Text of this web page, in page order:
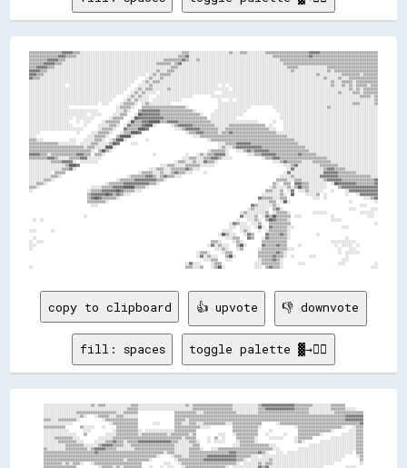
▒▒▒▒▒▒▒▒▒▒▒▒▒▒▒▒▒▒▓▓▓▓▓▓▒▒▒▒░░░░░░░░░░░░░░░░░░░░░░░░░░░░░░░░░░░░░░░░░░░░░░░░░░░░░░░░▒▒▒▒░░░░░░░░░░░░░░░░░░░░░░▒▒░░░░▒▒▒▒░░░░░░░░░░▒▒▒▒▒▒▒▒▒▒▒▒▒▒▒▒▒▒▒▒▒▒▒▒▓▓▓▓▓▓▒▒▒▒▒▒▒▒▒▒▒▒▒▒▒▒▒▒▒▒▒▒▒▒▒▒▒▒▒▒▒▒
▒▒▒▒▒▒▒▒▒▒▒▒▒▒▒▒▓▓▓▓▒▒▒▒▒▒░░░░░░░░░░░░░░░░░░░░░░░░░░░░░░░░░░░░░░░░░░░░░░░░░░░░░░░░▒▒▒▒▓▓░░░░░░░░░░░░░░░░░░░░░░░░░░░░░░░░░░░░░░░░░░░░░░▒▒▒▒▒▒▒▒▒▒▒▒▒▒▒▒▒▒▒▒▓▓▒▒▒▒▒▒▒▒▒▒▒▒▒▒▒▒▒▒▒▒▒▒▒▒▒▒▒▒▒▒▒▒▒▒▒▒
▒▒▒▒▒▒▒▒▒▒▓▓▓▓▓▓▒▒▒▒░░░░░░░░░░░░░░░░░░░░░░░░░░░░░░░░░░░░░░░░░░░░░░░░░░░░░░▒▒▒▒▒▒▒▒▒▒▓▓▒▒░░░░▒▒░░░░░░░░░░░░░░░░░░░░░░░░░░░░░░░░░░░░░░░░░░░░▒▒▒▒▒▒▒▒▒▒▒▒▒▒▒▒▒▒▒▒▒▒▒▒▒▒▒▒▒▒▒▒▒▒▒▒▒▒▒▒▒▒▒▒▒▒▒▒▒▒▒▒▒▒
▒▒▒▒▒▒▒▒▓▓▓▓▓▓▒▒▒▒░░░░░░░░░░░░░░░░░░░░░░░░░░░░░░░░░░░░░░░░░░░░░░░░░░░░▒▒▒▒▒▒▒▒░░▒▒▓▓░░░░░░░░░░░░░░░░░░░░░░░░░░░░░░░░░░░░░░░░░░░░░░░░░░░░░░░░▒▒▒▒▒▒▒▒▒▒▒▒▒▒▒▒▒▒▒▒▒▒▒▒▒▒▒▒▒▒▒▒▒▒▒▒▒▒▒▒▒▒▒▒▒▒▒▒▒▒▒▒
▒▒▒▒▓▓▓▓▓▓▒▒▒▒░░░░░░░░░░░░░░░░░░░░░░░░░░░░░░░░░░░░░░░░░░░░░░░░░░░░░░░░░░░░░░░░▒▒▒▒░░░░░░░░░░░░░░░░░░░░░░░░░░░░░░░░░░░░░░░░░░░░░░░░░░░░░░░░░░░░▒▒▒▒▒▒░░░░░░░░░░░░░░░░▒▒▒▒▒▒▒▒▒▒▒▒▒▒▒▒▒▒▒▒▒▒▒▒▒▒▒▒
▓▓▓▓▓▓▒▒▒▒░░░░░░░░░░░░░░░░░░░░░░░░░░░░░░░░░░░░░░░░░░░░░░░░░░░░░░░░░░░░▒▒░░░░▒▒▒▒░░░░░░░░░░░░░░░░░░░░░░░░░░░░░░░░░░░░░░░░░░░░░░░░░░░░░░░░░░░░░░░░▒▒░░░░░░░░░░░░░░░░░░▒▒░░▒▒▒▒▒▒▒▒▒▒▒▒▒▒▒▒▒▒▒▒▒▒▒▒
▓▓▓▓▒▒▒▒░░░░░░░░░░░░░░░░░░░░░░░░░░░░░░░░░░░░░░░░░░░░░░░░░░░░░░░░  ░░▒▒░░▒▒▒▒▒▒░░░░░░░░░░░░░░░░░░░░░░░░░░░░░░░░░░░░░░░░░░░░░░░░░░░░░░░░░░░░░░░░░░░░░░░░░░░░░░░░▒▒░░░░░░░░░░░░▒▒▒▒▒▒▒▒▒▒░░▒▒▒▒▒▒▒▒
▓▓▒▒▒▒░░░░░░░░░░░░░░░░░░░░░░░░░░░░░░░░░░░░░░░░░░░░░░░░░░░░░░    ░░▒▒░░░░▒▒░░░░░░░░░░░░░░░░░░░░░░░░░░░░░░░░░░░░░░░░░░░░░░░░░░░░░░░░░░░░░░░░░░░░░░░░░░░░░░░░░░░░░░░░▒▒░░░░░░▒▒░░░░▒▒▒▒▒▒▒▒▒▒▒▒▒▒▒▒
░░░░░░░░░░░░░░░░░░░░░░░░░░░░░░░░░░░░░░░░░░░░░░░░░░░░░░░░░░    ░░▒▒░░▒▒▒▒░░░░░░░░░░░░░░░░░░░░░░░░░░░░░░░░░░░░░░░░░░░░░░░░░░░░░░░░░░░░░░░░░░░░░░░░░░░░░░░░░░░░░░░░░░░░░░▒▒░░░░▒▒▒▒▒▒░░▒▒▒▒▒▒▒▒▒▒▒▒
░░░░░░░░░░░░░░░░░░░░  ░░░░░░░░░░░░░░░░░░░░░░░░░░░░░░░░░░    ░░░░░░▒▒░░░░░░░░░░░░░░░░░░░░░░░░░░░░░░░░░░░░  ░░  ░░░░░░░░░░░░░░░░░░░░░░░░░░░░░░░░░░░░░░░░░░░░░░░░░░░░░░░░▒▒░░░░▒▒░░▒▒░░▒▒▒▒▒▒░░▒▒▒▒
░░░░░░░░░░░░░░░░░░░░░░░░░░░░░░░░░░░░░░░░░░░░░░░░░░░░░░    ░░▒▒░░▒▒▒▒░░░░░░░░▒▒░░░░░░░░░░░░░░░░░░░░░░░░░░░░░░░░  ░░░░░░░░░░░░░░░░░░░░░░░░░░░░░░░░░░░░░░░░░░░░░░░░░░░░░░░░░░░░░░░░▒▒░░▒▒░░▒▒▒▒▒▒▒▒
░░░░░░░░░░░░░░░░░░░░░░░░░░░░░░░░░░░░░░░░░░░░░░░░░░░░    ░░▒▒░░▒▒░░░░░░  ░░░░░░░░░░░░░░░░░░░░░░░░░░░░░░    ░░░░░░░░░░░░░░░░░░░░░░░░░░░░░░░░░░░░░░░░░░░░░░░░░░░░░░░░░░░░░░░░▒▒░░░░░░▒▒▒▒░░▒▒▒▒▒▒▒▒
░░░░░░░░░░░░░░░░░░░░░░░░░░░░░░░░░░░░░░░░░░░░░░░░      ░░▒▒░░▒▒░░░░    ░░░░░░░░░░░░░░░░░░░░          ░░░░░░░░░░░░░░░░░░░░░░░░░░░░░░░░░░░░░░░░░░░░░░░░░░░░░░░░░░░░░░░░░░░░░░░░░░░░░░░░░░▒▒▒▒▒▒░░▒▒
░░░░░░░░░░░░░░░░░░░░░░░░░░░░░░░░░░░░░░░░░░░░░░      ░░▒▒░░▒▒░░░░░░  ░░░░░░░░░░░░░░░░                    ░░    ░░  ░░░░░░░░░░░░░░░░░░░░░░░░░░░░░░░░░░░░░░░░░░░░░░░░░░░░░░░░░░░░░░░░░░░░░░░░░░░░▒▒
░░░░░░░░░░░░░░░░░░░░░░░░░░░░░░░░░░░░░░  ░░░░      ░░▒▒▒▒▒▒░░  ░░▒▒░░░░░░░░░░░░                          ░░░░░░░░░░░░░░░░░░░░░░░░░░░░░░░░░░░░░░░░░░░░░░░░░░░░░░░░░░░░░░░░░░░░░░░░░░▒▒▒▒░░░░░░░░▒▒
░░░░░░░░░░░░░░░░░░░░░░                          ░░▒▒▒▒▒▒░░    ▒▒▒▒▒▒▒▒▒▒▒▒▒▒▒▒▒▒▒▒▒▒▒▒░░                ░░░░░░░░░░░░░░░░░░            ░░░░░░░░░░░░░░░░░░░░░░░░░░░░░░▒▒░░░░░░░░░░░░░░░░░░░░░░░░░░
░░░░░░░░░░░░░░░░░░░░░░░░░░░░░░░░░░░░░░          ░░░░▒▒░░    ▒▒▓▓▓▓▓▓▓▓▓▓▒▒▒▒▒▒▒▒▒▒▒▒▒▒▒▒▒▒░░          ░░░░░░░░░░░░░░░░░░                ░░░░░░░░░░░░░░░░░░░░░░░░░░░░░░░░░░░░░░░░░░░░░░░░░░░░░░░░
░░░░░░░░░░░░░░░░░░░░░░░░░░░░░░░░  ░░░░░░      ░░░░▒▒▒▒    ░░██▓▓▓▓▓▓▓▓▓▓▒▒▒▒▒▒▒▒▒▒▒▒▒▒▒▒▒▒▒▒▒▒░░    ░░░░░░░░░░░░░░░░░░                    ░░░░░░░░░░░░░░░░░░░░░░░░░░░░░░░░░░░░░░░░░░░░░░░░░░░░░░
░░░░░░░░░░░░░░░░░░░░░░░░  ░░░░░░░░░░        ░░▒▒▒▒▒▒    ░░██▓▓▓▓▓▓▓▓▓▓▓▓▓▓▒▒▒▒▒▒▒▒▒▒▒▒▒▒▒▒▒▒▒▒▒▒▒▒  ░░░░░░░░░░░░░░                        ░░░░░░░░░░░░░░░░░░░░░░░░░░░░░░░░░░░░░░░░░░░░░░░░░░░░░░
░░░░░░░░░░░░░░░░░░░░░░    ░░  ░░░░      ░░▒▒▒▒▒▒▒▒    ░░██▒▒▒▒▓▓▓▓██████▒▒▒▒▓▓▓▓▓▓▒▒▒▒▒▒▒▒▒▒▒▒▒▒▒▒▒▒░░░░░░░░░░░░░░░░░░░░░░░░░░        ░░    ░░░░░░░░░░░░░░░░░░░░░░░░░░░░░░░░░░░░░░░░░░░░░░░░░░░░
░░░░░░░░░░░░░░░░░░░░░░░░      ░░      ░░░░░░▒▒▒▒░░  ░░▓▓▒▒▒▒▒▒▓▓████░░        ░░▒▒▓▓▓▓▓▓▓▓▒▒▒▒▒▒▒▒▒▒▒▒░░░░░░░░▒▒▒▒▒▒▒▒▒▒▒▒▒▒▒▒▒▒▒▒  ░░      ░░░░░░░░░░░░░░░░░░░░░░░░░░░░░░░░░░░░░░░░░░░░░░░░░░░░
░░░░░░░░░░░░░░░░░░░░░░░░░░░░░░        ░░▒▒▒▒▒▒░░    ▓▓▒▒▒▒▒▒████▓▓              ░░░░▒▒▓▓▓▓▓▓▓▓▒▒▒▒▒▒▒▒▒▒░░░░▒▒▒▒▒▒▒▒▒▒▒▒▒▒▒▒▒▒▒▒▒▒▒▒░░░░    ░░░░░░░░░░░░░░░░░░░░░░░░░░░░░░░░░░░░░░░░░░░░░░░░░░░░
░░░░░░                    ░░      ░░░░▒▒▒▒▒▒░░    ░░▒▒▒▒████▓▓                        ░░▒▒▒▒▓▓▓▓▒▒▒▒▒▒▒▒░░▒▒▒▒▓▓▒▒▒▒▒▒▒▒▒▒▒▒▒▒▒▒▒▒▒▒▒▒▒▒░░░░░░░░░░░░░░░░░░░░░░░░░░░░░░░░░░░░░░░░░░░░░░░░░░░░░░░░
░░░░                            ░░░░▒▒▒▒▒▒░░    ▒▒██████░░                                ░░░░▒▒▒▒▒▒▒▒▒▒▒▒▒▒▒▒▒▒▒▒▒▒▒▒▒▒▒▒▒▒▒▒▒▒▒▒▒▒▒▒▒▒▒▒▒▒▒▒░░░░░░░░░░░░░░░░░░░░░░░░░░░░░░░░░░░░░░░░░░░░░░░░░░
▒▒▒▒░░░░              ░░░░    ░░░░░░▒▒▒▒░░  ░░▒▒████░░          ░░                                ░░▒▒▒▒▒▒▒▒▒▒▒▒▒▒▒▒▒▒▒▒▒▒▒▒▒▒▒▒▒▒▒▒▒▒▒▒▒▒▒▒▒▒▒▒▒▒░░░░░░░░░░░░░░░░░░░░░░░░░░░░░░░░░░░░░░░░░░░░░░
▒▒▒▒▒▒▒▒▒▒▒▒▒▒▒▒░░░░░░░░░░  ░░░░░░▒▒▒▒░░░░░░▒▒██▓▓      ░░░░                                            ░░░░▒▒▒▒▒▒▓▓▓▓▓▓▓▓▒▒▒▒▒▒▒▒▒▒▒▒▒▒▒▒▒▒▒▒▒▒▒▒▒▒░░░░░░░░░░░░░░░░░░░░░░░░░░░░░░░░░░░░░░░░░░░░
▒▒▒▒▒▒▒▒▒▒▒▒▒▒▒▒▒▒▒▒▒▒▒▒▒▒▒▒▒▒░░▒▒▒▒░░░░░░████░░                                                        ░░▒▒░░░░▒▒▓▓▓▓▓▓▓▓▓▓▓▓▓▓▒▒▒▒▒▒▒▒▒▒▒▒▒▒▒▒▒▒▒▒▒▒▒▒░░░░░░░░░░░░░░░░░░░░░░░░░░░░░░░░░░░░░░░░
▒▒▒▒▒▒▒▒▒▒▒▒▒▒▒▒▒▒▒▒▒▒▒▒▒▒▒▒▒▒▒▒▒▒░░  ▒▒██▒▒░░                                                    ░░▒▒▒▒▒▒▒▒░░    ░░░░▒▒▓▓▒▒▓▓▓▓▓▓▓▓▒▒▒▒▒▒▒▒▒▒▒▒▒▒▒▒▒▒▒▒▒▒░░░░░░░░░░░░░░░░░░░░░░░░░░░░░░░░░░░░░░
▓▓▓▓▓▓▒▒▒▒░░▒▒▒▒▒▒▒▒▒▒▒▒▒▒▓▓▓▓▒▒▒▒  ▒▒▒▒░░                          ░░                ░░    ░░▒▒░░▒▒▒▒▓▓▓▓▓▓░░          ░░░░▒▒▒▒▓▓▓▓▓▓▓▓▒▒▒▒▒▒▒▒▒▒▒▒▓▓▒▒▒▒▒▒▒▒░░░░░░░░░░░░░░░░░░░░░░░░░░░░░░░░░░
▒▒▒▒▒▒▒▒▒▒▓▓▓▓▒▒░░░░░░▒▒▒▒▒▒▓▓▓▓░░░░░░░░                                            ░░░░▒▒▒▒░░░░▒▒▒▒▓▓▓▓▒▒░░░░░░                ░░▒▒▒▒▓▓▓▓▒▒▒▒▒▒▒▒▒▒▒▒▒▒▒▒▒▒▒▒▒▒▒▒▒▒░░░░░░░░░░░░░░░░░░░░░░░░░░░░
░░░░░░░░░░░░▒▒▒▒▒▒▓▓▓▓▓▓░░  ░░░░░░░░░░                                          ░░▒▒▒▒░░░░▒▒░░░░▓▓▒▒▒▒░░                              ░░░░▒▒▓▓▒▒▒▒▒▒▒▒░░░░░░▒▒▒▒▒▒▒▒▒▒░░░░░░░░░░░░░░░░░░░░░░░░░░
░░░░░░░░░░░░░░░░░░░░▒▒████▓▓                                            ░░░░▒▒▒▒░░░░░░▒▒▒▒▒▒▒▒░░░░░░░░                                      ░░░░▒▒▓▓░░░░░░░░░░░░▒▒▒▒▒▒▒▒▒▒░░░░░░░░░░░░░░░░░░░░░░
░░░░░░░░░░░░░░░░░░▒▒▒▒▓▓░░                                        ░░░░▒▒▒▒░░░░▒▒▒▒▒▒▒▒▓▓▒▒░░░░                                                ░░▓▓░░░░░░░░░░░░░░░░▒▒▓▓▓▓▒▒▒▒▒▒░░░░░░░░░░░░░░░░░░
░░░░░░░░░░░░  ▒▒▒▒▒▒                                        ░░▒▒▒▒▒▒░░░░▒▒░░░░▒▒▓▓▒▒▒▒░░░░      ░░                                          ░░▓▓░░░░░░░░░░░░░░░░░░▓▓▓▓▓▓▓▓▒▒▒▒▒▒▒▒▒▒░░░░░░░░░░░░
░░░░░░░░░░░░▒▒▒▒░░                                    ░░▒▒▒▒▒▒▒▒▓▓▓▓▒▒░░▒▒▓▓▒▒▒▒░░░░                                                      ░░░░░░▒▒░░░░░░░░░░░░░░▓▓▓▓▓▓▓▓▓▓▒▒▒▒▒▒▒▒▒▒▒▒▒▒▒▒▒▒░░░░
░░░░░░░░▒▒▒▒░░                                  ░░▒▒▒▒▒▒▒▒▓▓▓▓▓▓▓▓▓▓▓▓▒▒▒▒░░                                                            ▒▒▒▒▒▒░░░░▒▒▒▒░░░░░░░░░░░░▒▒▓▓▓▓▓▓▓▓▒▒▒▒▒▒▒▒▒▒▒▒▒▒▒▒▒▒▓▓
░░░░▒▒▒▒░░                                ░░▒▒▒▒▒▒▒▒▓▓▓▓▓▓▓▓▓▓▓▓▓▓▒▒▒▒░░                                                              ▒▒░░  ▒▒▒▒  ▓▓▓▓▒▒▒▒░░░░░░░░░░  ░░██▓▓▓▓▓▓▓▓▓▓▒▒▒▒▒▒▒▒▒▒▓▓
▒▒▒▒░░                            ░░░░░░▒▒▒▒▒▒▓▓▓▓▓▓██████▒▒▒▒▒▒░░                                                                  ░░▒▒░░░░░░▒▒░░▒▒██▒▒▒▒░░░░░░░░░░      ▒▒▓▓▓▓▓▓▓▓▓▓▓▓▓▓▓▓▓▓▓▓
░░                              ░░▒▒▒▒▒▒▓▓▓▓▓▓▓▓██▓▓▒▒▒▒▒▒░░░░                                                                    ▒▒▒▒░░░░▒▒  ░░▓▓  ░░░░▒▒░░░░░░░░    ░░      ░░▓▓▓▓▓▓▓▓▓▓▓▓▓▓▓▓
                                ▒▒▓▓▓▓▓▓▓▓██▓▓▒▒▓▓▒▒░░░░                                                                        ░░░░░░░░░░▒▒░░  ██      ░░░░░░▒▒  ░░          ░░    ░░▓▓▓▓▓▓▓▓▓▓
                                ▒▒▓▓██▓▓▒▒▒▒▒▒▒▒░░                                                                            ▓▓▒▒▒▒▒▒░░░░▒▒▒▒              ░░░░  ░░                    ░░░░▒▒▓▓
                                ▒▒▒▒▒▒▒▒▒▒░░                                                                                  ░░░░░░▒▒▒▒  ░░██░░                                ░░            ░░
                                  ░░░░                                                                                    ▓▓▒▒░░░░░░░░▒▒░░                                            ░░░░      
                                                                                                                        ░░▒▒░░░░░░░░  ▒▒▓▓░░                                    ░░░░        ░░░░
                                                                                                                    ░░▒▒░░░░░░░░░░▒▒  ░░▒▒▒▒▒▒░░            ░░░░░░░░                  ░░░░░░░░  
                              ░░                                                                                    ▓▓░░░░░░▒▒  ░░▓▓▒▒██▒▒▒▒▒▒▒▒  ░░░░                ░░                  ░░░░  
  ░░  ░░                                                                                                          ░░    ░░░░▒▒░░  ▒▒██▓▓▒▒▒▒▒▒░░                      ░░░░░░                    
                                                                                                              ░░▓▓▒▒░░░░  ░░░░▒▒    ▒▒▒▒▒▒▒▒▒▒▒▒                                              ░░
                                                                                                              ░░░░  ░░░░░░  ░░██░░  ▓▓▒▒▒▒▒▒▒▒░░░░                          ░░░░                
░░░░        ░░                                                                                            ░░░░░░    ░░▒▒░░    ░░  ░░▒▒▒▒▒▒▒▒▒▒░░                                                
                                                                                                        ░░██▒▒░░░░    ░░▓▓▒▒      ▓▓▒▒▒▒▒▒▓▓▒▒░░              ░░                                
  ░░                                                                                                        ░░░░▒▒▒▒    ▓▓▒▒    ░░▓▓▒▒▒▒▒▒▒▒▒▒░░
copy to clipboard 👍 upvote 👎 downvote
fill: spaces toggle palette ▓→✊🏽
░░░░░░░░░░░░░░░░░░░░░░░░░░▒▒░░▒▒▒▒░░░░░░░░░░░░░░▒▒▒▒░░░░░░░░░░░░░░░░░░░░░░░░░░▒▒░░▒▒▒▒▒▒▒▒▒▒▒▒▒▒▒▒▒▒▒▒▒▒░░░░░░░░░░░░░░▒▒▓▓▓▓▓▓▓▓▓▓▓▓▓▓▓▓▓▓▒▒▒▒▒▒▒▒▒▒░░░░░░░░░░▒▒▒▒▒▒▒▒          
░░░░░░░░░░░░░░░░░░░░░░░░░░░░░░░░░░░░░░░░░░░░░░▒▒▒▒▒▒░░░░░░░░░░░░░░░░░░░░░░░░░░░░░░▒▒▒▒▒▒▒▒▒▒▒▒▒▒▒▒▒▒▒▒▒▒░░░░░░░░░░░░░░▒▒▒▒▓▓▓▓▓▓▓▓▓▓▓▓▓▓▓▓▒▒▒▒▒▒▒▒░░░░░░░░░░░░▒▒▒▒▒▒▒▒░░░░░░    
░░░░░░░░░░░░░░░░░░▒▒▒▒▒▒▒▒▒▒▒▒▒▒▒▒▒▒▒▒▒▒░░░░▒▒▒▒▒▒▒▒                    ▒▒▒▒▒▒▒▒▒▒▒▒░░░░▒▒▒▒▒▒▒▒▒▒▒▒▒▒▒▒▒▒░░░░░░░░░░░░▒▒▒▒▒▒▒▒▒▒▒▒▒▒▒▒▒▒▒▒▒▒▒▒▒▒▒▒░░░░░░░░░░░░░░▒▒▒▒▒▒▒▒▒▒▒▒▒▒▒▒
░░░░░░░░░░░░░░░░░░░░▒▒░░    ░░▒▒▒▒▒▒░░░░▒▒▒▒░░░░░░░░                    ▒▒▒▒▒▒▒▒▒▒▒▒▒▒▒▒▒▒▒▒▒▒▒▒▒▒▒▒▒▒▒▒▒▒▒▒▒▒▒▒▒▒▒▒▒▒▒▒▒▒▒▒▒▒▒▒▒▒▒▒▒▒▒▒▒▒▒▒▒▒▒▒▒▒▒▒▒▒▒▒▒▒▒▒▒▒▒▒▒▒▒▒▒▒▓▓▓▓▓▓▓▓▓▓
▒▒▒▒░░░░▒▒▒▒▒▒▒▒▒▒░░            ░░▒▒▒▒▒▒▒▒▒▒▒▒▒▒▒▒▒▒                    ▒▒▒▒▒▒░░▒▒▒▒▒▒▒▒▒▒▒▒▒▒▒▒▒▒▒▒▒▒▒▒▒▒▒▒▒▒▒▒▒▒▒▒▒▒▒▒▒▒▒▒▒▒▒▒▒▒▒▒▒▒▒▒▒▒▒▒▒▒▒▒▒▒▒▒▒▒▒▒▒▒▒▒▒▒▒▒▒▒▒▒▒▒▓▓▓▓▓▓▓▓▓▓
░░░░░░░░░░░░░░░░                    ░░▒▒▒▒▒▒▒▒▒▒▒▒▒▒        ░░░░        ▒▒▒▒░░░░▒▒▒▒░░░░▒▒▒▒▒▒▒▒▒▒▒▒░░░░▒▒▒▒▒▒▒▒▒▒▒▒▒▒▒▒        ░░▒▒▒▒▒▒▒▒▒▒▒▒▒▒▒▒▒▒▒▒▒▒▒▒▒▒▒▒▒▒▒▒▒▒▒▒▒▒▒▒▒▒▒▒▓▓
▒▒▒▒▒▒▒▒▒▒▒▒        ▒▒░░░░░░    ░░      ▒▒▒▒▒▒▒▒▒▒▒▒                    ▒▒▒▒▒▒▒▒▒▒▒▒▒▒░░░░░░            ▒▒▒▒▒▒▒▒▒▒▒▒▒▒░░                  ░░▒▒▒▒▒▒▒▒▒▒▒▒▒▒▒▒▒▒▒▒▒▒▒▒░░    ░░▒▒▒▒
░░░░░░░░░░░░░░        ░░░░            ░░▒▒▒▒▒▒▒▒▒▒▒▒░░  ░░░░░░░░░░░░░░░░▒▒▒▒▒▒▒▒▒▒▒▒                    ▒▒▒▒▒▒▒▒▒▒▒▒▒▒      ░░              ▒▒▒▒▒▒▒▒▒▒▒▒▒▒▒▒▒▒░░        ░░░░▒▒▒▒
░░░░░░░░░░░░░░░░░░    ▒▒          ░░░░░░▒▒▒▒▒▒▒▒▒▒▒▒░░▒▒▒▒▒▒▒▒▒▒▒▒▒▒░░▒▒▒▒▒▒▒▒▒▒░░▒▒            ░░░░    ░░▒▒▒▒▒▒▒▒▒▒▒▒    ░░        ░░      ▒▒▒▒▒▒▒▒▒▒▒▒░░          ░░░░░░░░▒▒▒▒
░░░░░░▒▒▒▒▒▒▒▒▒▒░░░░          ░░░░░░░░▒▒▒▒▒▒▒▒▒▒▒▒▒▒▒▒▒▒▒▒▒▒▒▒▒▒▒▒▒▒▒▒▒▒▒▒▒▒░░▒▒▒▒▒▒      ░░  ▒▒  ░░      ▒▒▒▒▒▒▒▒▒▒░░      ░░░░░░░░      ░░▒▒▒▒▒▒▒▒          ░░░░░░░░░░░░░░▒▒▒▒
░░░░░░░░▒▒▒▒▒▒▒▒▒▒░░░░      ░░░░░░▒▒▒▒▓▓▒▒▒▒░░▒▒▒▒▒▒▓▓▓▓▓▓▓▓▓▓▓▓▓▓▓▓▓▓▒▒▒▒░░░░░░▒▒▒▒░░    ░░  ░░░░░░      ░░▒▒▒▒▒▒▒▒░░                    ░░▒▒░░        ░░░░░░░░░░░░░░░░░░░░▒▒▒▒
░░░░░░░░░░░░▒▒▒▒▒▒▒▒▒▒░░░░░░░░▒▒▓▓▓▓▓▓▒▒▒▒▒▒░░░░▒▒▒▒▒▒▒▒▒▒▒▒▒▒▒▒▒▒▒▒▒▒▒▒░░░░░░░░░░▒▒▒▒                  ░░░░▒▒▒▒▒▒▒▒▒▒▒▒▒▒▒▒░░░░                  ░░░░░░░░░░░░░░░░░░░░░░░░░░▒▒▒▒
▒▒░░░░░░░░░░▒▒▒▒▒▒▒▒▒▒▒▒░░▒▒▓▓▓▓▓▓▒▒▒▒▒▒░░░░░░░░░░▒▒▒▒▒▒▒▒▒▒▒▒▒▒▒▒▒▒▒▒▒▒░░░░░░░░▒▒▒▒▒▒░░    ░░░░▒▒▒▒▒▒▒▒▒▒▒▒▒▒▒▒▒▒▒▒▒▒▒▒▒▒▒▒▒▒░░░░          ░░░░░░░░░░░░░░░░░░░░░░░░░░░░░░░░▒▒▒▒
▒▒▒▒▒▒▒▒▒▒▒▒▒▒▒▒▒▒▒▒▒▒▒▒▒▒▒▒▓▓▒▒▒▒▒▒▒▒▒▒▒▒▒▒▒▒▒▒▒▒▒▒▒▒▒▒▒▒▒▒▒▒▒▒▒▒░░▒▒▒▒░░░░░░░░▒▒▒▒▒▒▒▒▒▒▒▒▒▒▒▒▒▒▒▒▒▒▓▓▓▓▒▒▒▒▒▒▒▒▒▒▒▒▓▓▒▒░░    ░░░░  ░░░░░░░░░░░░░░░░░░░░░░░░░░░░░░░░░░░░  ▒▒▒▒
▒▒▒▒▒▒▒▒▒▒▒▒▒▒▒▒▒▒▒▒▒▒▒▒▒▒▒▒▒▒▒▒▒▒▒▒▒▒▒▒▒▒▒▒▒▒▒▒▒▒▒▒▒▒▒▒▒▒▒▒▒▒░░      ░░▒▒▒▒░░░░▒▒▒▒▒▒▒▒▒▒▓▓▓▓▓▓▓▓▓▓▓▓▓▓▓▓▒▒▒▒▒▒▒▒░░░░  ░░░░░░░░░░░░░░░░░░░░░░░░░░░░░░░░░░░░░░░░░░░░░░      ░░▒▒
▒▒▒▒▒▒▒▒▒▒▒▒▒▒▒▒▒▒▒▒▒▒▒▒▒▒▒▒▒▒▒▒▒▒▒▒▒▒▒▒▒▒▒▒░░▒▒▒▒▒▒▒▒▒▒▒▒░░            ░░▒▒▒▒▒▒▒▒▒▒▒▒▒▒▓▓▓▓▓▓▓▓▓▓▓▓▓▓▓▓▓▓▒▒▒▒░░  ░░░░░░░░░░▒▒░░░░░░░░░░░░░░░░░░░░░░░░░░░░░░░░░░░░░░          ▒▒
▒▒▒▒▒▒▒▒▒▒░░▒▒░░▒▒▒▒░░    ░░▒▒▒▒▒▒▒▒▒▒▒▒▒▒▒▒▒▒▒▒▒▒▒▒▒▒            ░░░░    ░░▒▒▒▒▒▒▒▒▒▒▒▒▒▒▒▒▒▒▒▒▒▒▒▒▒▒▒▒▒▒░░  ░░░░░░░░▒▒░░▒▒▒▒░░░░░░░░░░░░░░░░░░░░░░░░░░░░░░░░░░              ░░
▒▒▒▒▒▒▒▒▒▒▒▒▒▒▒▒▒▒            ░░▒▒▒▒▒▒░░▒▒░░▒▒▒▒▒▒▒▒▒▒    ░░    ░░  ░░░░    ░░▒▒▒▒▒▒▒▒▒▒▒▒▒▒▒▒▒▒▒▒▒▒░░  ░░░░░░░░░░░░░░▓▓▒▒▓▓░░░░░░░░░░░░░░░░░░░░░░░░░░░░░░            ░░░░░░    
▒▒▒▒▒▒▒▒▒▒▒▒▒▒░░    ░░            ░░▒▒░░░░░░▒▒▒▒▒▒▒▒▒▒░░          ░░  ░░░░      ▒▒▒▒▒▒▒▒▒▒▒▒▒▒░░░░░░░░░░░░░░░░░░░░░░░░░░▓▓▓▓░░░░░░░░░░░░░░░░░░░░░░░░░░        ░░░░░░░░░░      ░░
░░░░░░░░░░░░                          ▒▒▒▒▒▒▒▒▒▒▒▒▒▒▒▒▒▒░░          ░░    ░░░░▒▒▒▒▒▒▒▒░░░░░░░░░░░░░░░░░░░░░░▒▒▓▓░░░░░░░░░░██░░░░░░░░░░░░░░░░░░░░░░      ░░░░░░░░░░          ░░░░
░░░░░░░░░░          ▓▓  ░░▒▒        ▒▒▒▒▒▒▒▒░░░░░░░░▒▒▒▒▒▒░░░░          ░░▒▒▒▒▒▒░░░░░░░░░░░░▒▒░░░░░░░░░░░░▓▓░░░░▒▒░░░░░░░░██░░░░▓▓░░░░░░░░░░░░░░░░░░░░░░░░░░░░        ░░░░░░░░░░
░░░░░░░░░░      ░░░░  ▒▒      ░░▒▒▒▒▒▒▓▓▒▒▒▒░░▒▒░░▒▒▒▒▓▓▓▓▒▒░░░░  ░░▒▒▒▒░░    ░░░░░░░░▓▓░░░░▓▓░░░░░░░░░░░░░░░░░░▓▓░░░░░░░░░░░░░░▒▒▒▒░░░░░░░░░░░░░░░░░░  ░░░░░░░░░░░░░░░░▒▒▒▒▓▓██
░░░░░░░░░░        ░░▒▒      ▒▒▒▒▒▒▓▓▓▓▒▒▒▒▒▒░░▒▒▒▒▒▒▒▒▒▒▓▓▓▓▓▓▒▒░░░░  ░░░░░░░░░░░░░░░░▓▓░░░░▒▒▒▒░░░░░░░░░░░░░░░░▓▓░░░░░░░░░░░░░░░░░░░░░░░░░░░░░░  ░░  ░░░░░░░░░░░░▒▒▒▒▓▓██▓▓▓▓▓▓
░░░░░░░░▒▒▒▒░░░░        ░░▒▒▒▒▓▓▓▓▓▓▓▓▒▒▒▒▒▒▒▒▒▒▒▒▒▒▒▒▒▒▓▓▒▒░░  ░░░░░░░░░░▒▒░░░░░░░░░░▒▒▒▒░░░░▓▓░░░░░░░░░░░░▓▓▓▓░░▒▒▒▒░░░░░░░░░░░░░░░░░░░░░░░░░░░░░░░░░░░░░░▒▒▒▒▓▓██▓▓▓▓▓▓▓▓▓▓▒▒
▒▒▒▒▒▒▒▒▒▒▒▒▒▒▒▒  ░░░░▒▒▒▒▒▒▓▓▓▓▓▓▓▓▓▓▒▒▒▒▒▒▒▒▒▒▒▒▒▒░░  ░░░░░░░░░░░░▒▒██▓▓░░░░░░░░░░░░░░▓▓░░░░▓▓░░▒▒░░░░░░░░▒▒░░░░░░░░░░░░░░░░░░░░░░░░░░░░░░░░░░░░░░░░▒▒▒▒▓▓████▓▓▓▓▓▓▓▓▓▓▓▓▓▓▓▓
▒▒▒▒▒▒▒▒▒▒▒▒▒▒▒▒▒▒░░░░▒▒▓▓▓▓▓▓▓▓▓▓▒▒▒▒▒▒▒▒▒▒▒▒░░░░  ░░░░░░░░░░░░░░░░░░░░██░░░░░░░░░░░░░░▓▓▓▓██░░▒▒▓▓░░░░░░░░░░░░░░░░░░░░░░░░░░░░░░░░░░░░░░░░░░░░▒▒▒▒▓▓████▓▓▓▓▓▓▓▓▓▓▓▓▓▓▒▒▒▒▓▓▒▒
░░▒▒▒▒▒▒▒▒▒▒▒▒▒▒▒▒▒▒▒▒▓▓▓▓▓▓▒▒▒▒▒▒▒▒▒▒▒▒░░░░  ░░░░░░░░▒▒░░░░░░░░░░░░░░░░▓▓░░░░░░░░░░▒▒░░░░░░░░░░░░▒▒░░░░░░░░░░░░░░░░░░░░░░░░░░░░░░░░░░░░░░░░▒▒▓▓▓▓██▓▓▓▓▓▓▓▓▓▓▓▓▓▓▓▓▓▓▓▓      ░░
▒▒▒▒▒▒▒▒▒▒▒▒▒▒▒▒▒▒▒▒▒▒▒▒▒▒▒▒▒▒▒▒▒▒░░░░      ░░░░░░░░██▒▒██░░░░░░░░░░░░░░▒▒░░░░░░░░░░░░░░░░░░░░░░░░░░░░░░▒▒░░░░░░░░░░░░░░░░░░░░░░░░░░▒▒▒▒▒▒████▓▓▓▓▓▓▓▓▓▓▓▓▓▓▓▓▓▓▓▓▓▓▓▓▓▓        
▒▒▒▒▒▒░░░░▒▒▒▒▒▒▒▒▒▒▒▒▒▒▒▒░░░░          ░░▒▒▒▒░░░░░░▓▓░░░░░░░░░░░░░░░░░░░░░░░░░░▓▓░░░░░░░░░░░░░░░░░░░░░░▒▒░░░░░░░░░░░░░░░░░░░░▒▒▒▒▓▓██████▓▓▓▓▓▓▓▓▓▓▓▓▓▓▓▓▓▓▓▓▓▓▓▓▓▓▓▓░░    ░░  
░░░░░░░░░░▒▒▒▒▒▒▒▒▒▒░░          ░░░░░░░░▒▒▒▒▒▒░░░░░░▓▓██████░░░░░░░░░░░░░░░░░░░░░░░░░░░░░░░░░░░░░░░░░░░░░░░░░░░░░░░░░░░░▒▒▒▒▓▓██████▓▓▓▓▓▓▓▓▓▓▓▓▓▓▓▓▓▓▓▓▓▓▓▓▓▓▓▓▓▓▓▓▓▓        ▒▒
░░░░░░░░░░░░░░░░          ░░░░░░░░░░░░░░▒▒▒▒▒▒░░░░░░░░░░░░██░░░░░░░░░░░░░░░░░░░░░░░░░░░░░░░░░░░░░░░░░░░░░░░░░░░░░░░░▒▒▓▓████▓▓▓▓▓▓▓▓▓▓▓▓▓▓▓▓▓▓▒▒▒▒▒▒▒▒▒▒▒▒▒▒▒▒▒▒▒▒▒▒▒▒    ░░▒▒▓▓
░░░░░░░░░░        ░░░░░░░░░░░░░░░░░░░░░░▒▒▒▒▒▒▒▒░░░░▓▓▒▒▓▓▓▓░░▒▒▓▓░░░░░░░░░░░░░░░░░░░░▒▒░░░░░░░░░░░░░░░░░░░░░░▒▒▒▒▓▓██▓▓▓▓▓▓▓▓▓▓▓▓▓▓▓▓▓▓▓▓▒▒▒▒▒▒▒▒▒▒▒▒▒▒▒▒▒▒▒▒▒▒▒▒▓▓░░          
░░░░        ░░░░░░░░░░░░░░░░░░░░░░░░░░░░▒▒▒▒▒▒▓▓░░░░░░░░░░░░░░░░▓▓░░░░░░░░░░░░░░░░░░░░░░░░░░░░░░░░░░░░░░░░▒▒▒▒██████▓▓▓▓▓▓▓▓▓▓▓▓▓▓▓▓▓▓▓▓▓▓▓▓▒▒▒▒▒▒▒▒▒▒▒▒▒▒▒▒▒▒▒▒▓▓▓▓▒▒▒▒▒▒░░░░  
      ░░░░░░░░░░░░░░░░░░░░░░░░░░░░░░░░░░▒▒▒▒▒▒▓▓░░░░░░░░░░░░░░░░░░░░░░░░░░░░░░░░░░░░░░░░░░░░░░░░░░▒▒▒▒▒▒▓▓████████▓▓▓▓▓▓▓▓▓▓▓▓▓▓▓▓▓▓▓▓▓▓▒▒▒▒▓▓▓▓▓▓▓▓▒▒▒▒▒▒▒▒▒▒▒▒▒▒▓▓▒▒▒▒▒▒▒▒▒▒▒▒
░░░░░░░░░░░░░░░░░░░░░░░░░░░░░░░░░░░░░░░░░░▒▒▒▒▒▒▒▒░░░░░░░░░░░░░░░░░░░░░░░░░░░░░░░░░░░░░░░░░░░░▒▒▒▒▒▒▓▓██▓▓▓▓▓▓▓▓▓▓▓▓▓▓▒▒▒▒▓▓▓▓▓▓▓▓▓▓▒▒▒▒▒▒▒▒▒▒▒▒▒▒▒▒▒▒▒▒▒▒▒▒▒▒▒▒▒▒▒▒▓▓▓▓▓▓▓▓▒▒▒▒
░░░░░░░░░░░░░░░░░░░░░░░░░░░░░░░░░░░░░░░░░░░░▒▒▒▒▒▒░░░░░░░░░░░░░░░░░░░░░░░░░░░░░░░░░░░░░░▒▒▒▒▒▒▓▓████▓▓▓▓▓▓▓▓▓▓▓▓▓▓▓▓▓▓▒▒▓▓▒▒▒▒░░  ░░▒▒▓▓▒▒▒▒▒▒▒▒▒▒▒▒▒▒▒▒▒▒▒▒▒▒▒▒▒▒▒▒▓▓▓▓▓▓▓▓▓▓▓▓
░░░░░░░░░░░░░░░░░░░░░░░░░░░░░░░░░░░░░░░░░░░░░░▒▒▒▒▒▒░░░░░░░░░░░░░░░░░░░░░░░░░░░░░░▒▒▒▒▒▒▓▓████▓▓▓▓▓▓▓▓▓▓▓▓▓▓▓▓▓▓▓▓▓▓▓▓▒▒▓▓▓▓▒▒            ░░▒▒▒▒▒▒▒▒▒▒▒▒▒▒▒▒▒▒▒▒▒▒▒▒▒▒▓▓▓▓▓▓▓▓▓▓
░░░░░░░░░░░░░░░░░░░░░░░░░░░░░░░░░░░░░░░░░░░░░░░░▒▒▒▒░░░░░░░░░░░░░░░░░░░░░░░░▒▒▒▒▒▒▓▓████▓▓▓▓▓▓▓▓▓▓▓▓▓▓▓▓▓▓▓▓▓▓▓▓▓▓▓▓▓▓▓▓▒▒▒▒░░                  ░░▒▒▒▒▒▒▒▒▒▒▒▒▒▒▒▒▒▒▒▒▒▒▓▓▓▓▓▓▓▓
░░░░░░░░░░░░░░░░░░░░░░░░░░░░░░░░░░░░░░░░░░░░░░░░░░░░░░░░░░░░░░░░░░░░░░▒▒▒▒▒▒▓▓████▓▓▓▓▓▓▓▓▓▓▓▓▓▓▓▓▓▓▓▓▓▓▓▓▓▓▓▓▓▓▓▓▓▓▓▓▓▓▓▓▓▓  ▒▒▒▒▓▓░░      ░░░░      ▒▒▒▒▒▒▒▒▒▒▒▒▒▒▒▒▒▒▒▒▒▒▒▒▒▒
░░░░░░░░░░░░░░░░░░░░░░░░░░░░░░░░░░░░░░░░░░░░░░░░░░░░░░░░░░░░░░░░░░▒▒▒▒▓▓████▓▓▓▓▓▓▓▓▓▓▒▒▒▒▒▒▓▓▓▓▓▓▓▓▒▒▒▒▓▓▓▓▓▓▓▓▓▓▓▓▓▓▓▓▓▓░░  ▓▓  ░░██▓▓▒▒░░        ░░▒▒▒▒▒▒▒▒▒▒▒▒▒▒▒▒▒▒▒▒▒▒▒▒▒▒
░░░░░░░░░░░░░░░░░░░░░░░░░░░░░░░░░░░░░░░░░░░░░░░░░░░░░░░░░░▒▒▒▒▒▒▒▒▓▓██▓▓▓▓▓▓▓▓▓▓▓▓▓▓▓▓▓▓▓▓▓▓▓▓▓▓▓▓▓▓▒▒▒▒▒▒▓▓▓▓▓▓▓▓▓▓▓▓▓▓▒▒    ▓▓▓▓██                ▒▒▓▓▓▓▓▓▒▒▒▒▒▒▒▒▒▒▒▒▒▒▒▒▒▒▒▒
░░░░░░░░░░░░░░░░░░░░░░░░░░░░░░░░░░░░░░░░░░░░░░░░░░░░░░▒▒▒▒▓▓▓▓████▓▓▓▓▓▓▓▓▓▓▓▓▓▓▓▓▓▓▓▓▓▓▓▓▒▒▒▒▒▒▒▒▒▒▒▒▒▒▓▓▓▓▓▓▓▓▓▓▓▓▓▓▓▓░░        ░░▒▒▓▓            ▓▓▓▓▓▓▒▒▒▒▒▒▒▒▒▒▒▒▒▒▒▒▒▒▒▒▒▒
░░░░░░░░░░░░░░░░░░░░░░░░░░░░░░░░░░░░░░░░░░░░░░░░▒▒▒▒▒▒▓▓████▓▓▓▓▓▓▓▓▓▓▓▓▓▓▓▓▒▒▒▒▒▒▒▒▒▒▒▒▒▒▒▒▒▒▒▒▒▒▒▒▒▒▒▒▒▒▓▓▓▓▓▓▓▓▓▓▓▓▓▓▒▒▒▒▒▒░░                  ░░▓▓▓▓▒▒▒▒▒▒▒▒▒▒▒▒▒▒▒▒▒▒▒▒▒▒▒▒
░░░░░░░░░░░░░░░░░░░░░░░░░░░░░░░░░░░░░░░░░░▒▒▒▒▒▒▓▓████▓▓▓▓▓▓▓▓▓▓▓▓▓▓▒▒▒▒▒▒▓▓▒▒▒▒▒▒▓▓▒▒▒▒▒▒▒▒▒▒▒▒▒▒▒▒▒▒▒▒▒▒▒▒▒▒▓▓▓▓▓▓▓▓▓▓▓▓▒▒▒▒▒▒▒▒▒▒▒▒░░          ▒▒▓▓▒▒▒▒▒▒▒▒▒▒▒▒▒▒▒▒▒▒▒▒▒▒▒▒▒▒
▒▒░░░░░░░░░░░░░░░░░░░░░░░░░░░░░░░░░░▒▒▒▒▒▒▓▓██████▓▓▓▓▓▓▓▓▓▓▓▓▒▒▒▒▒▒▒▒▒▒▒▒▒▒▒▒▒▒▒▒▒▒▒▒▒▒▒▒▒▒▒▒▒▒▒▒▒▒▒▒▒▒▒▒▒▒▓▓▓▓▓▓▓▓▓▓▓▓▓▓▓▓▓▓▓▓▒▒▒▒▒▒▒▒▒▒▒▒░░░░░░▓▓▓▓▓▓▒▒▒▒▒▒▒▒▒▒▒▒▒▒▒▒▒▒▒▒▒▒▒▒
▒▒▒▒░░  ░░░░░░░░░░░░░░░░░░░░▒▒▒▒▒▒▒▒▒▒▓▓████▓▓▓▓▓▓▓▓▓▓▓▓▓▓▓▓▓▓▓▓▒▒▓▓▒▒▒▒▒▒▒▒▒▒▒▒▓▓▒▒▒▒▒▒▒▒▒▒▒▒▒▒▓▓▒▒▒▒▒▒▒▒▒▒▓▓▓▓▓▓▓▓▓▓▓▓▓▓▓▓▓▓▓▓▓▓▓▓▓▓▓▓▒▒▒▒▒▒▒▒▒▒▓▓▓▓▒▒▒▒▒▒▒▒▒▒▒▒▒▒▒▒▒▒▒▒▒▒▒▒▒▒
▒▒▒▒░░░░░░░░░░░░░░░░░░▒▒▒▒▒▒▒▒▓▓▓▓████▓▓▓▓▓▓▓▓▓▓▓▓▓▓▓▓▓▓▓▓▓▓▓▓▓▓▓▓▓▓▒▒▒▒▒▒▒▒▒▒▒▒▒▒▒▒▒▒▒▒▒▒▒▒▒▒▒▒▒▒▓▓▓▓▓▓▓▓▒▒▓▓▓▓▓▓▓▓▓▓▓▓▓▓▓▓▓▓▓▓▓▓▓▓▓▓▓▓▓▓▓▓▓▓▒▒▓▓▓▓▒▒▒▒▒▒▒▒▒▒▒▒▒▒▒▒▒▒▒▒▒▒▒▒▒▒▒▒
▒▒▒▒▒▒░░░░░░░░░░░░▒▒▒▒▒▒▒▒▓▓██▓▓▓▓▓▓▓▓▓▓▓▓▓▓▓▓▒▒▒▒▓▓▒▒▓▓▒▒▒▒▒▒▒▒▒▒▒▒▒▒▒▒▒▒▒▒▒▒▒▒▒▒▒▒▒▒▒▒▒▒░░  ░░▓▓▓▓▓▓▓▓▒▒▓▓▒▒▓▓▓▓▓▓▓▓▓▓▓▓▒▒▓▓▓▓▓▓▓▓▓▓▓▓▓▓▓▓▓▓▓▓▓▓▓▓▓▓▒▒▒▒▒▒▒▒▒▒▒▒▒▒▒▒▒▒▒▒▒▒▒▒▒▒
▒▒▒▒▒▒░░░░░░▒▒▒▒▒▒▒▒▓▓██████▓▓▓▓▓▓▓▓▓▓▓▓▓▓▓▓▓▓▓▓▓▓▓▓▓▓▒▒▒▒▓▓▓▓▒▒▒▒▒▒▒▒▒▒▒▒▒▒▒▒▒▒▒▒▒▒▒▒▒▒░░      ░░▒▒▓▓▒▒▒▒▒▒▒▒▒▒▒▒▒▒▒▒▒▒▒▒▒▒▒▒▒▒▓▓▒▒▓▓▓▓▓▓▓▓▓▓▓▓▓▓▒▒▒▒▒▒▒▒▒▒▒▒▒▒▒▒▒▒▒▒▒▒▒▒▒▒▒▒▒▒
▒▒▒▒▒▒▒▒░░▒▒▒▒▓▓██████▓▓▓▓▓▓▓▓▓▓▓▓▒▒▒▒▒▒▒▒▒▒▒▒▒▒▒▒▒▒▒▒▒▒▒▒▒▒▒▒▒▒▒▒▒▒▒▒▒▒▒▒▒▒▒▒▒▒▒▒▒▒▒▒              ░░▓▓▒▒▒▒▒▒▒▒▒▒▒▒▒▒▒▒▒▒▒▒▒▒▒▒▒▒    ▒▒▓▓▓▓▓▓▓▓▓▓▒▒▒▒▒▒▒▒▒▒▒▒▒▒▒▒▒▒▒▒▒▒▒▒▒▒▒▒▒▒
▒▒▒▒▒▒▒▒░░▓▓████▓▓▓▓▓▓▓▓▓▓▒▒▓▓▒▒▒▒▒▒▒▒▒▒▒▒▒▒▒▒▒▒▒▒▒▒▒▒▒▒▒▒▒▒▒▒▒▒▒▒▒▒▒▒▒▒▒▒▒▒▒▒▒▒▒▒▒▒    ▒▒▓▓            ▒▒▒▒▒▒▒▒▒▒▒▒▒▒▒▒▒▒▒▒▒▒▒▒          ▒▒▓▓▓▓▒▒▒▒▒▒▒▒▒▒▒▒▒▒▒▒▒▒▒▒▒▒▒▒▒▒▒▒▒▒▒▒
▒▒▒▒▒▒▒▒▒▒▓▓▓▓▓▓▓▓▓▓▓▓▓▓▓▓▒▒▓▓▒▒▒▒▒▒▒▒▒▒▒▒▒▒▒▒▒▒▒▒▒▒▒▒▒▒▒▒▒▒▒▒▒▒▒▒▒▒▒▒▒▒▒▒▒▒▒▒▒▒▒▒  ░░    ░░▓▓░░  ░░      ▒▒▒▒▒▒▒▒▒▒▒▒▒▒▒▒▒▒▒▒              ░░▒▒▒▒▒▒▒▒▒▒▒▒▒▒▒▒▒▒▒▒▒▒▒▒▒▒▒▒▒▒▒▒▒▒
▒▒▒▒▒▒▒▒▒▒▒▒▒▒▒▒▓▓▓▓▒▒▓▓▒▒▒▒▒▒▒▒░░░░░░        ░░▒▒▒▒▒▒▒▒▒▒▒▒▒▒▒▒▒▒▒▒▒▒▒▒▒▒▒▒▒▒░░    ████▓▓▓▓▒▒██▒▒░░▒▒░░    ▒▒▒▒▒▒▒▒▒▒▒▒▒▒▒▒                    ░░▒▒▒▒▒▒▒▒▒▒▒▒▒▒▒▒▒▒▒▒▒▒▒▒▒▒▒▒▒▒
▒▒▒▒▒▒▒▒▒▒▒▒▒▒▒▒▒▒▒▒                            ▒▒▒▒▒▒▒▒▒▒▒▒▒▒▒▒▒▒▒▒▒▒▒▒▒▒▒▒▒▒░░    ░░▓▓░░  ░░░░░░    ░░      ▒▒▒▒▒▒▒▒▒▒▒▒░░    ░░▓▓▒▒▓▓░░          ▒▒▒▒▒▒▒▒▒▒▒▒▒▒▒▒▒▒▒▒▒▒▒▒▒▒▒▒
▒▒▒▒▒▒▒▒▒▒▒▒▒▒▒▒▒▒▒▒        ▒▒▒▒░░░░            ▓▓▓▓▒▒▒▒▒▒▒▒▒▒▒▒▒▒▒▒▒▒▒▒▒▒▒▒▒▒░░░░      ▒▒▒▒                ░░▒▒▒▒▒▒▒▒▒▒░░    ░░▒▒      ░░▓▓  ▒▒▒▒    ░░▒▒▒▒▒▒▒▒▒▒▒▒▒▒▒▒▒▒▒▒▒▒▒▒
▒▒▒▒▒▒▒▒▒▒▒▒▒▒▒▒▒▒▒▒            ▓▓░░▒▒▓▓      ░░▓▓▓▓▓▓▒▒▒▒▒▒▒▒▒▒▒▒▒▒▒▒▒▒▒▒▒▒▒▒▒▒░░░░░░    ░░              ░░▒▒▓▓▒▒▒▒▒▒░░      ░░▓▓░░      ▓▓      ▒▒    ▒▒▒▒▒▒▒▒▒▒▒▒▒▒▒▒▒▒▒▒▒▒▒▒
░░▒▒▒▒▒▒▒▒▒▒▒▒▒▒▒▒▒▒            ▓▓▒▒▓▓▒▒        ▓▓▓▓▒▒▒▒▒▒▒▒▒▒▒▒▒▒▒▒▒▒▒▒▒▒▒▒▓▓▓▓▓▓▒▒░░░░